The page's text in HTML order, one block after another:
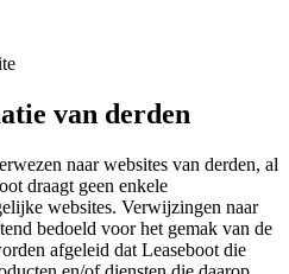
van derden
naar websites van derden, al
draagt geen enkele
websites. Verwijzingen naar
bedoeld voor het gemak van de
afgeleid dat Leaseboot die